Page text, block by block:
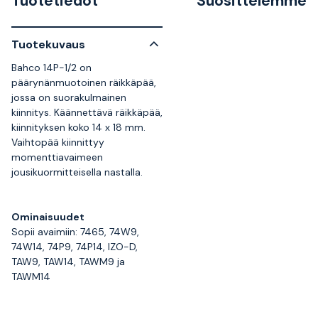
Tuotekuvaus
Bahco 14P-1/2 on
päärynänmuotoinen räikkäpää,
jossa on suorakulmainen
kiinnitys. Käännettävä räikkäpää,
kiinnityksen koko 14 x 18 mm.
Vaihtopää kiinnittyy
momenttiavaimeen
jousikuormitteisella nastalla.
Ominaisuudet
Sopii avaimiin: 7465, 74W9,
74W14, 74P9, 74P14, IZO-D,
TAW9, TAW14, TAWM9 ja
TAWM14